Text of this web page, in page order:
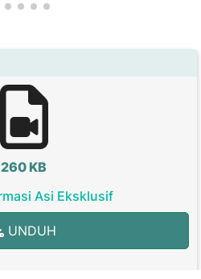
260 KB
Asi Eksklusif
UNDUH